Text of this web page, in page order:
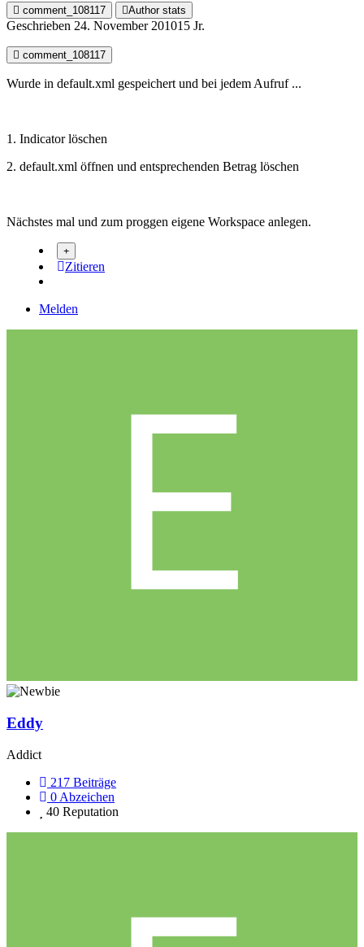
comment_108117 Author stats
Geschrieben 24. November 201015 Jr.
comment_108117
Wurde in default.xml gespeichert und bei jedem Aufruf ...
1. Indicator löschen
2. default.xml öffnen und entsprechenden Betrag löschen
Nächstes mal und zum proggen eigene Workspace anlegen.
Zitieren
Melden
Eddy
Addict
217 Beiträge
0 Abzeichen
40 Reputation